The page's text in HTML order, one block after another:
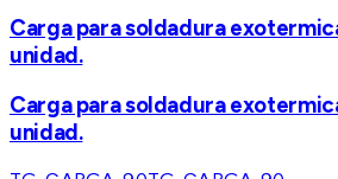
Carga para soldadura
unidad.
Carga para soldadura
unidad.